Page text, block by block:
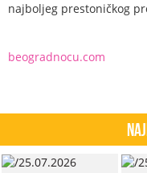
najboljeg prestoničkog
beogradnocu.com